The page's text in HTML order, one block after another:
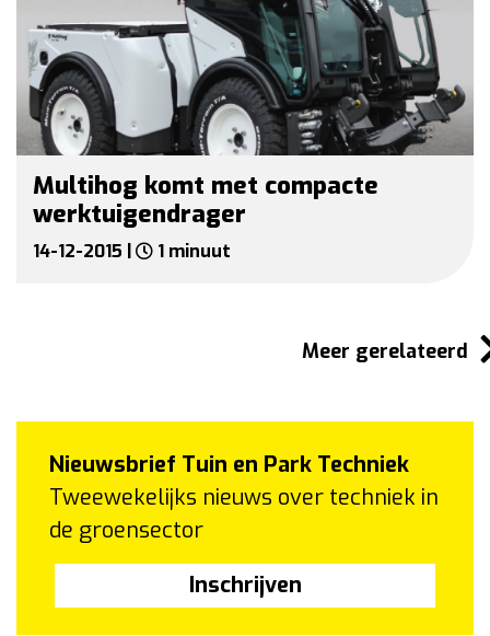
Multihog komt met compacte
werktuigendrager
14-12-2015 | 1 minuut
Meer gerelateerd
Nieuwsbrief Tuin en Park Techniek
Tweewekelijks nieuws over techniek in
de groensector
Inschrijven